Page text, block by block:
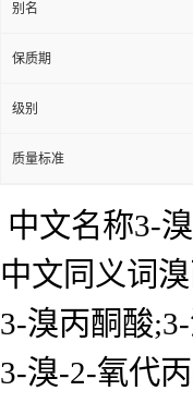
别名
保质期
级别
质量标准
中文名称3-
中文同义词
3-溴丙酮酸
3-溴-2-氧代